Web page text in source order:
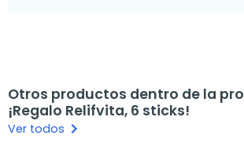
Otros productos dentro de la
¡Regalo Relifvita, 6 sticks!
Ver todos keyboard_arrow_right